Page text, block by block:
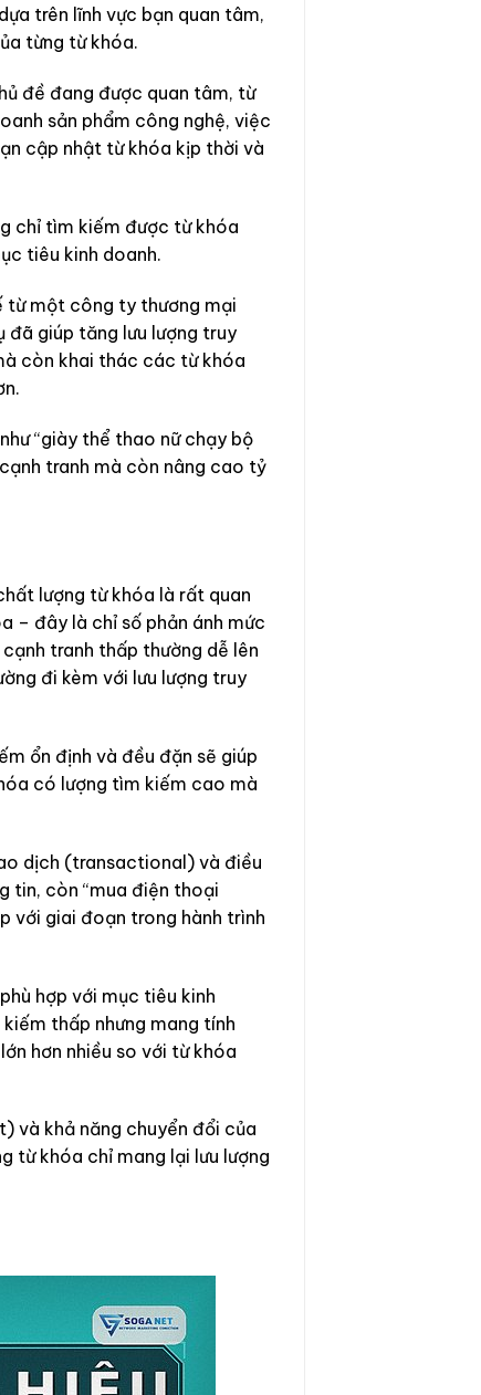
trên lĩnh vực bạn quan tâm,
từng từ khóa.
đề đang được quan tâm, từ
sản phẩm công nghệ, việc
cập nhật từ khóa kịp thời và
chỉ tìm kiếm được từ khóa
tiêu kinh doanh.
từ một công ty thương mại
đã giúp tăng lưu lượng truy
còn khai thác các từ khóa
“giày thể thao nữ chạy bộ
tranh mà còn nâng cao tỷ
lượng từ khóa là rất quan
– đây là chỉ số phản ánh mức
tranh thấp thường dễ lên
đi kèm với lưu lượng truy
ổn định và đều đặn sẽ giúp
có lượng tìm kiếm cao mà
dịch (transactional) và điều
tin, còn “mua điện thoại
với giai đoạn trong hành trình
hợp với mục tiêu kinh
thấp nhưng mang tính
hơn nhiều so với từ khóa
và khả năng chuyển đổi của
từ khóa chỉ mang lại lưu lượng